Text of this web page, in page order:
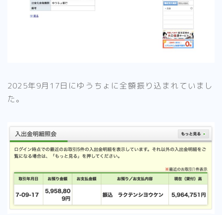
2025年9月17日にゆうちょに全額振り込まれていまし
た。